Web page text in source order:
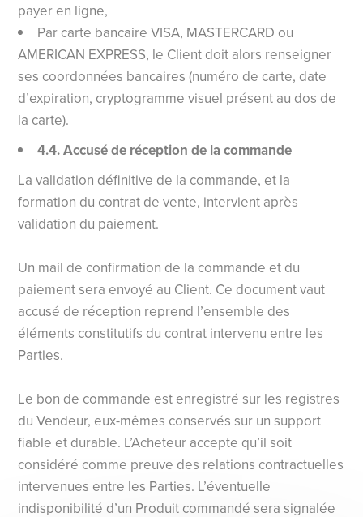
payer en ligne,
Par carte bancaire VISA, MASTERCARD ou
AMERICAN EXPRESS, le Client doit alors renseigner
ses coordonnées bancaires (numéro de carte, date
d’expiration, cryptogramme visuel présent au dos de
la carte).
4.4. Accusé de réception de la commande
La validation définitive de la commande, et la
formation du contrat de vente, intervient après
validation du paiement.
Un mail de confirmation de la commande et du
paiement sera envoyé au Client. Ce document vaut
accusé de réception reprend l’ensemble des
éléments constitutifs du contrat intervenu entre les
Parties.
Le bon de commande est enregistré sur les registres
du Vendeur, eux-mêmes conservés sur un support
fiable et durable. L’Acheteur accepte qu’il soit
considéré comme preuve des relations contractuelles
intervenues entre les Parties. L’éventuelle
indisponibilité d’un Produit commandé sera signalée